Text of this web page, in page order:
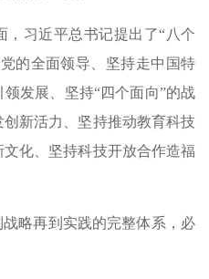
，习近平总书记提出了“八个
的全面领导、坚持走中国特
发展、坚持“四个面向”的战
新活力、坚持推动教育科技
化、坚持科技开放合作造福
略再到实践的完整体系，必